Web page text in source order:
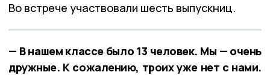
Во встрече участвовали шесть выпускниц.
— В нашем классе было 13 человек. Мы — очень
дружные. К сожалению, троих уже нет с нами.